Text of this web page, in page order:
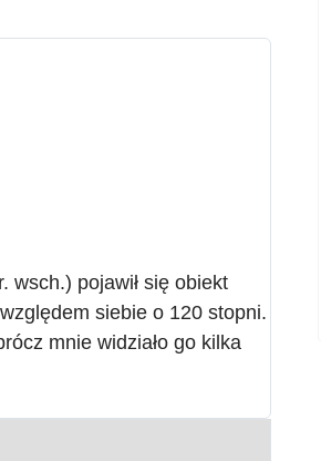
wsch.) pojawił się obiekt
siebie o 120 stopni.
mnie widziało go kilka